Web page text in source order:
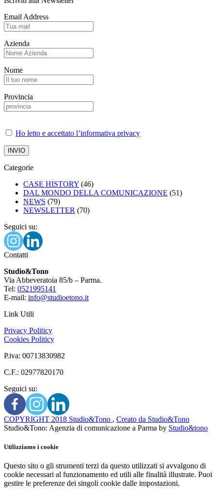
Email Address
Azienda
Nome
Provincia
Ho letto e accettato l’informativa privacy
Categorie
CASE HISTORY (46)
DAL MONDO DELLA COMUNICAZIONE (51)
NEWS (79)
NEWSLETTER (70)
Seguici su:
Contatti
Studio&Tono
Via Abbeveratoia 85/b – Parma.
Tel: 0521995141
E-mail: info@studioetono.it
Link Utili
Privacy Politicy
Cookies Politicy
P.iva: 00713830982
C.F.: 02977820170
Seguici su:
COPYRIGHT 2018 Studio&Tono , Creato da Studio&Tono
Studio&Tono: Agenzia di comunicazione a Parma by Studio&tono
Utilizziamo i cookie
Questo sito o gli strumenti terzi da questo utilizzati si avvalgono di
cookie necessari al funzionamento ed utili alle finalità illustrate. Puoi
gestire le preferenze dei singoli cookie dalle impostazioni.